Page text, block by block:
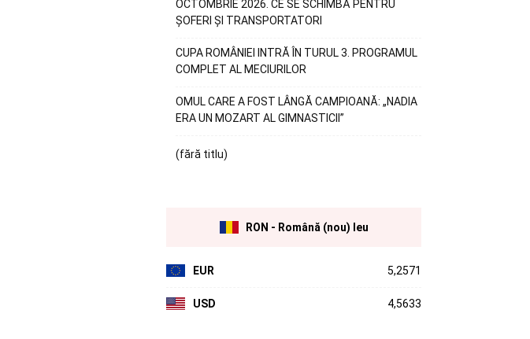
OCTOMBRIE 2026. CE SE SCHIMBĂ PENTRU
ȘOFERI ȘI TRANSPORTATORI
CUPA ROMÂNIEI INTRĂ ÎN TURUL 3. PROGRAMUL
COMPLET AL MECIURILOR
OMUL CARE A FOST LÂNGĂ CAMPIOANĂ: „NADIA
ERA UN MOZART AL GIMNASTICII”
(fără titlu)
RON - Română (nou) leu
EUR 5,2571
USD 4,5633